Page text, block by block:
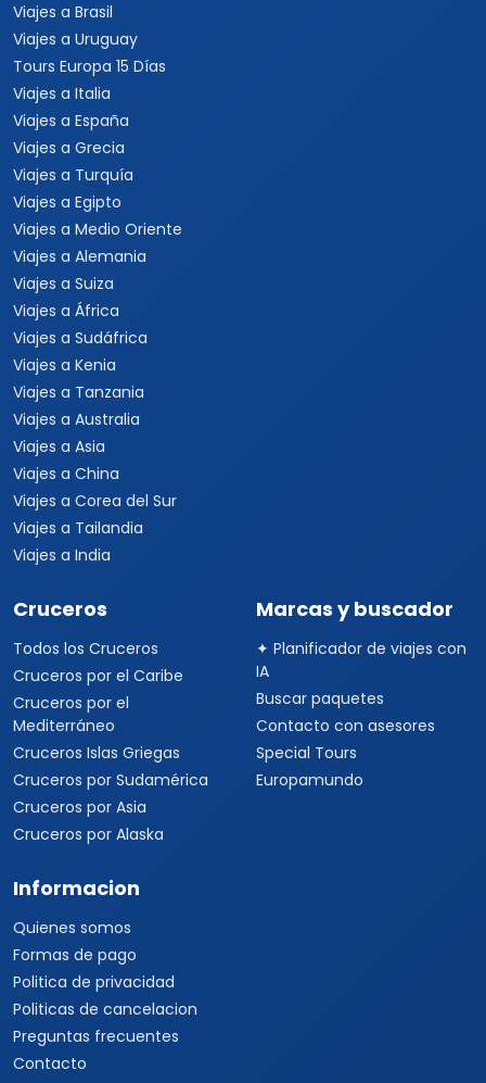
Viajes a Brasil
Viajes a Uruguay
Tours Europa 15 Días
Viajes a Italia
Viajes a España
Viajes a Grecia
Viajes a Turquía
Viajes a Egipto
Viajes a Medio Oriente
Viajes a Alemania
Viajes a Suiza
Viajes a África
Viajes a Sudáfrica
Viajes a Kenia
Viajes a Tanzania
Viajes a Australia
Viajes a Asia
Viajes a China
Viajes a Corea del Sur
Viajes a Tailandia
Viajes a India
Cruceros
Todos los Cruceros
Cruceros por el Caribe
Cruceros por el
Mediterráneo
Cruceros Islas Griegas
Cruceros por Sudamérica
Cruceros por Asia
Cruceros por Alaska
Marcas y buscador
✦ Planificador de viajes con
IA
Buscar paquetes
Contacto con asesores
Special Tours
Europamundo
Informacion
Quienes somos
Formas de pago
Politica de privacidad
Politicas de cancelacion
Preguntas frecuentes
Contacto